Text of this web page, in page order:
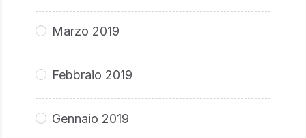
Marzo 2019
Febbraio 2019
Gennaio 2019